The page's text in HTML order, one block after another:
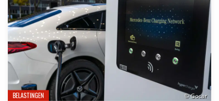
© Gocar
BELASTINGEN